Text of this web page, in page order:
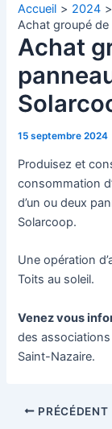
Accueil 2024
Achat groupé
Achat
15 septembre 2024
Produisez et
consommation
d’un ou deux
Solarcoop.
Une opération
Toits au soleil.
Venez vous
des
Saint-Nazaire.
PRÉCÉDENT